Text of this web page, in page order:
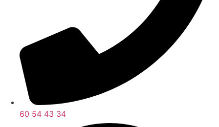
60 54 43 34